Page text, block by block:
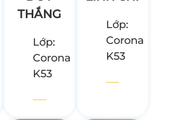
THẮNG
Lớp:
Corona
K53
Lớp:
Corona
K53